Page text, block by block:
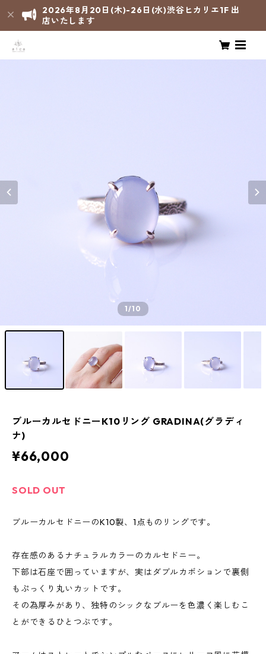
2026年8月20日(木)-26日(水)渋谷ヒカリエ1F 出
店いたします
1/10
ブルーカルセドニーK10リング GRADINA(グラディ
ナ)
¥66,000
SOLD OUT
ブルーカルセドニーのK10製、1点ものリングです。
存在感のあるナチュラルカラーのカルセドニー。
下部は石座で囲っていますが、実はダブルカボションで裏側
もぷっくり丸いカットです。
その為厚みがあり、独特のシックなブルーを色濃く楽しむこ
とができるひとつぶです。